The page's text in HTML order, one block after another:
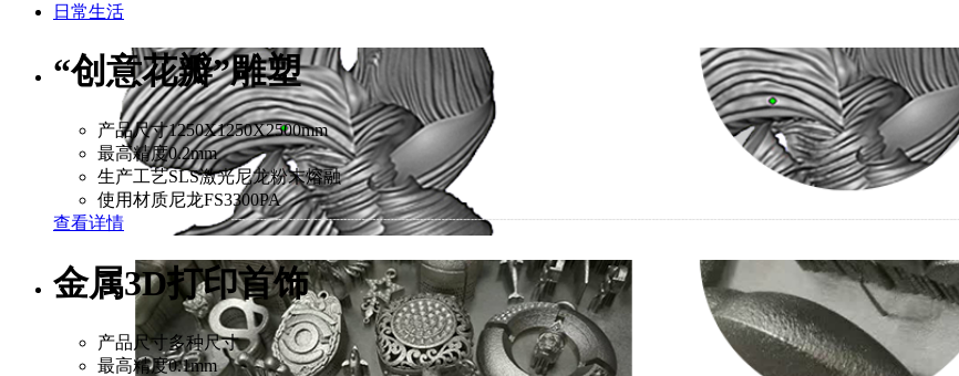
日常生活
“创意花瓣”雕塑
产品尺寸1250X1250X2500mm
最高精度0.2mm
生产工艺SLS激光尼龙粉末熔融
使用材质尼龙FS3300PA
查看详情
金属3D打印首饰
产品尺寸多种尺寸
最高精度0.1mm